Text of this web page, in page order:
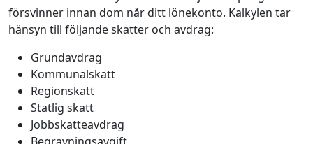
försvinner innan dom når ditt lönekonto. Kalkylen tar
hänsyn till följande skatter och avdrag:
Grundavdrag
Kommunalskatt
Regionskatt
Statlig skatt
Jobbskatteavdrag